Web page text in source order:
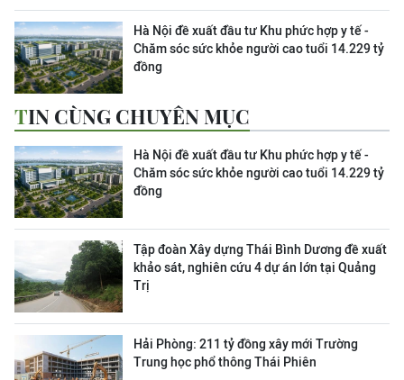
Hà Nội đề xuất đầu tư Khu phức hợp y tế -
Chăm sóc sức khỏe người cao tuổi 14.229 tỷ
đồng
TIN CÙNG CHUYÊN MỤC
Hà Nội đề xuất đầu tư Khu phức hợp y tế -
Chăm sóc sức khỏe người cao tuổi 14.229 tỷ
đồng
Tập đoàn Xây dựng Thái Bình Dương đề xuất
khảo sát, nghiên cứu 4 dự án lớn tại Quảng
Trị
Hải Phòng: 211 tỷ đồng xây mới Trường
Trung học phổ thông Thái Phiên